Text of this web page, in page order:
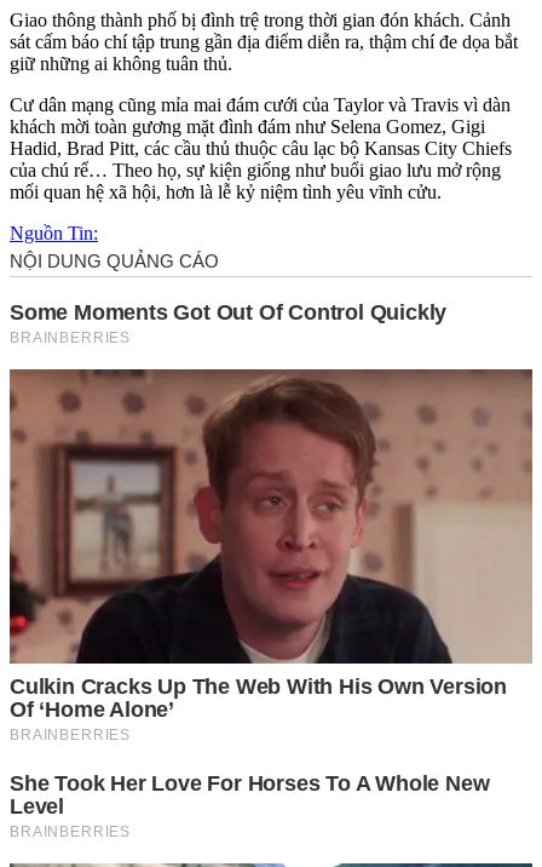
Giao thông thành phố bị đình trệ trong thời gian đón khách. Cảnh
sát cấm báo chí tập trung gần địa điểm diễn ra, thậm chí đe dọa bắt
giữ những ai không tuân thủ.
Cư dân mạng cũng mỉa mai đám cưới của Taylor và Travis vì dàn
khách mời toàn gương mặt đình đám như Selena Gomez, Gigi
Hadid, Brad Pitt, các cầu thủ thuộc câu lạc bộ Kansas City Chiefs
của chú rể… Theo họ, sự kiện giống như buổi giao lưu mở rộng
mối quan hệ xã hội, hơn là lễ kỷ niệm tình yêu vĩnh cửu.
Nguồn Tin: